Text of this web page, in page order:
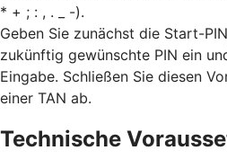
* + ; : , . _ -).
Geben Sie zunächst die Start-
zukünftig gewünschte PIN ein
Eingabe. Schließen Sie diesen
einer TAN ab.
Technische